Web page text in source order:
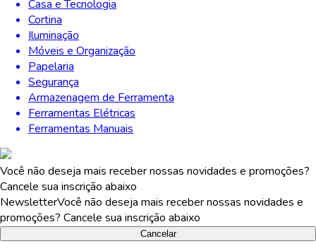
Casa e Tecnologia
Cortina
Iluminação
Móveis e Organização
Papelaria
Segurança
Armazenagem de Ferramenta
Ferramentas Elétricas
Ferramentas Manuais
Você não deseja mais receber nossas novidades e promoções?
Cancele sua inscrição abaixo
NewsletterVocê não deseja mais receber nossas novidades e
promoções? Cancele sua inscrição abaixo
Cancelar